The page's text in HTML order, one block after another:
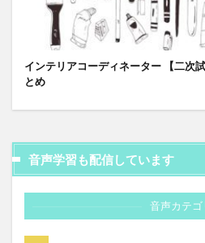
インテリアコーディネーター 【二次
とめ
音声学習も配信しています
音声カテゴ